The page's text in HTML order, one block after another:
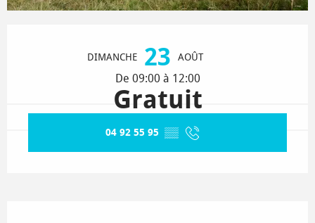
DIMANCHE 23 AOÛT
De 09:00 à 12:00
Gratuit
04 92 55 95 ▒▒